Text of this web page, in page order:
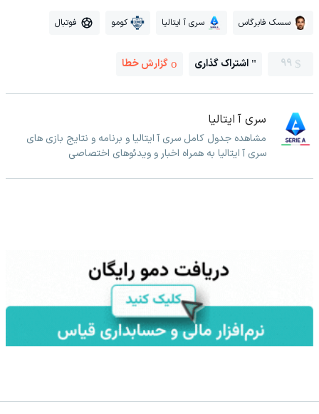
سسک فابرگاس سری آ ایتالیا کومو فوتبال
99 اشتراک گذاری گزارش خطا
سری آ ایتالیا
مشاهده جدول کامل سری آ ایتالیا و برنامه و نتایج بازی های
سری آ ایتالیا به همراه اخبار و ویدئوهای اختصاصی